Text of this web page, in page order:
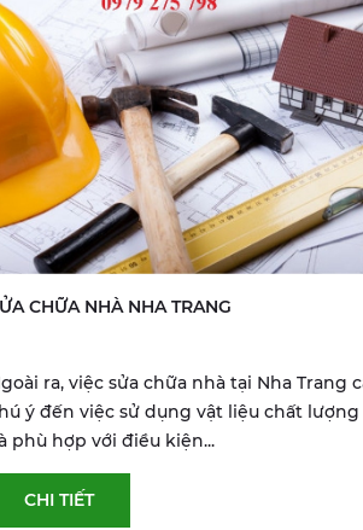
CHỮA NHÀ NHA TRANG
ra, việc sửa chữa nhà tại Nha Trang
ý đến việc sử dụng vật liệu chất lượng
phù hợp với điều kiện...
CHI TIẾT